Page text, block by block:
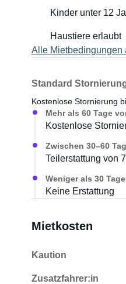
Kinder unter 12
Haustiere erlaubt
Alle Mietbedingungen
Standard
Kostenlose Stornierung
Mehr als 60 Tage
Kostenlose
Zwischen 30–60
Teilerstattung von
Weniger als 30
Keine Erstattung
Mietkosten
Kaution
Zusatzfahrer:in